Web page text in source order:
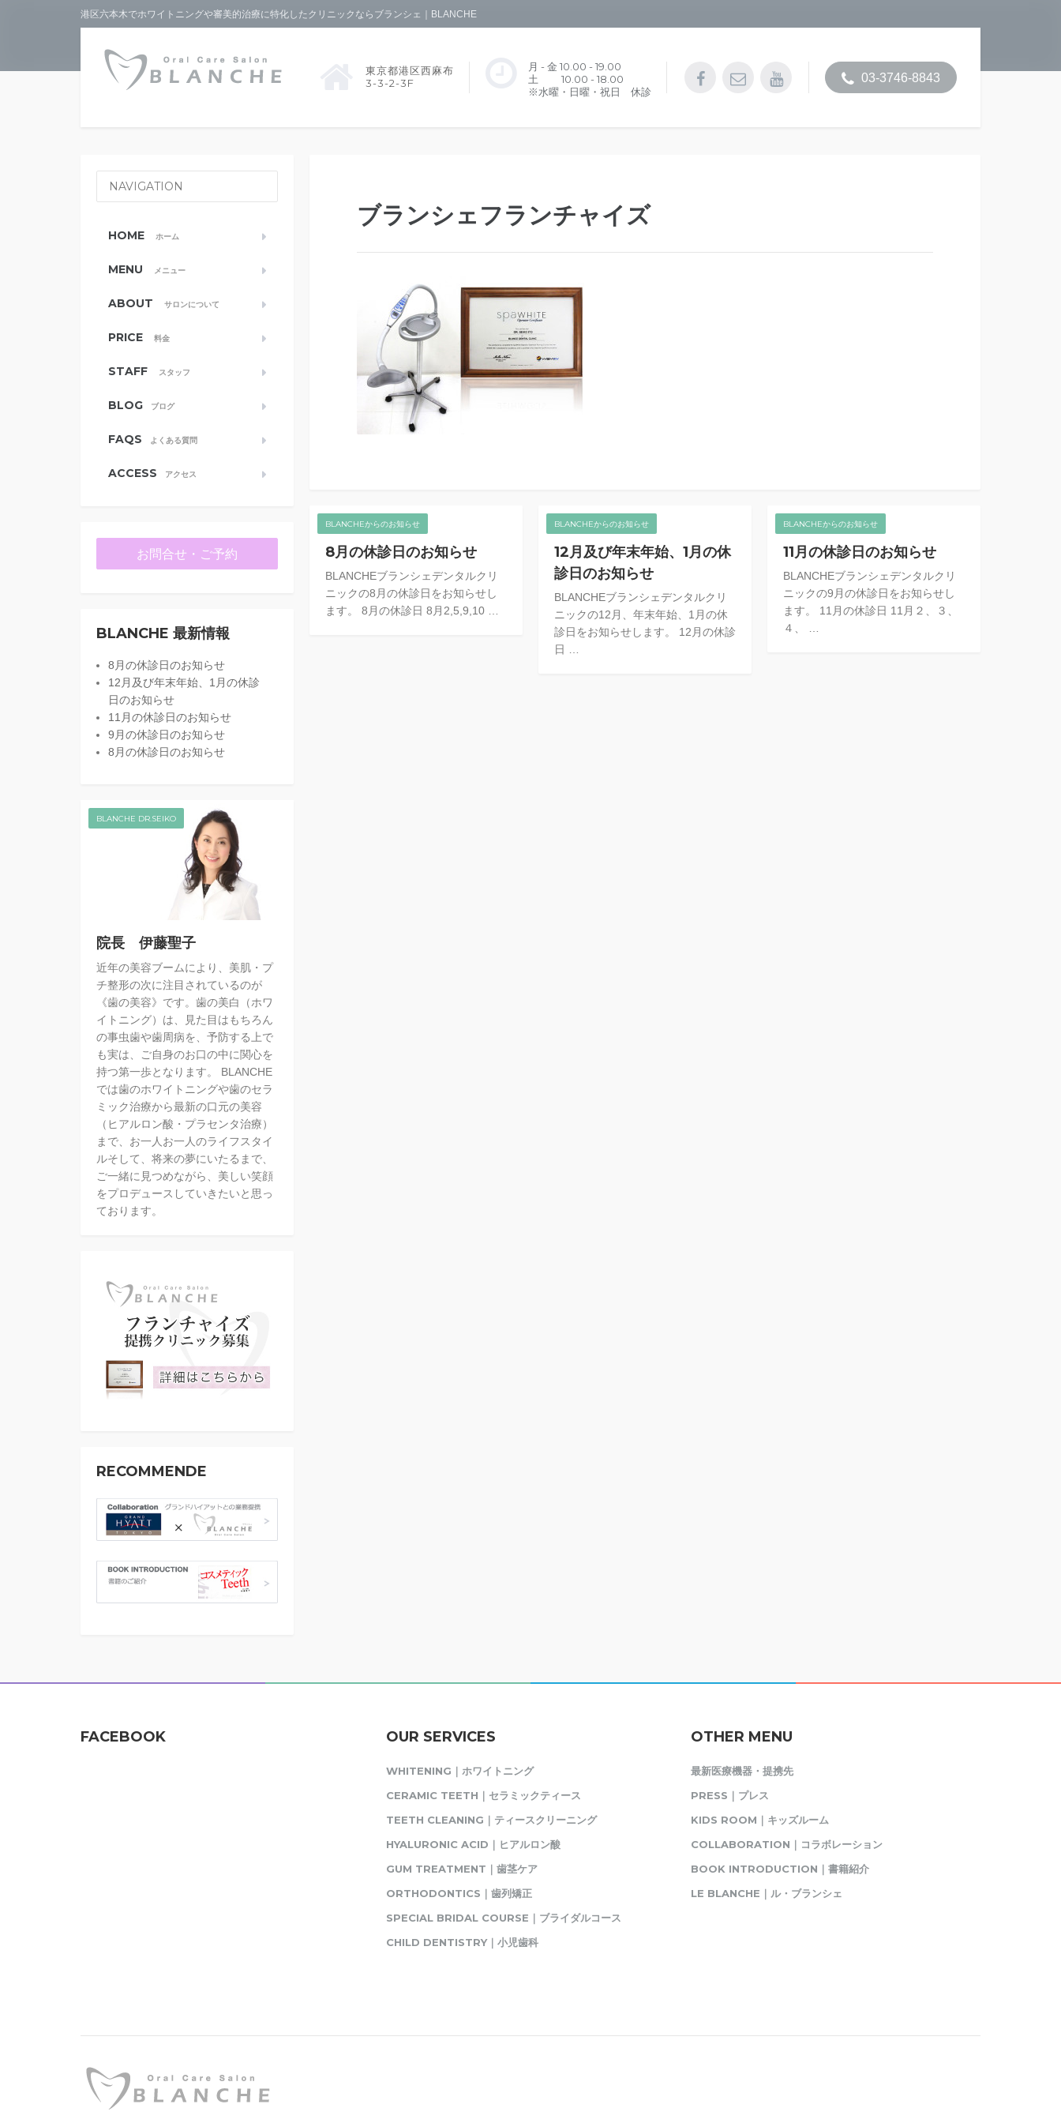
港区六本木でホワイトニングや審美的治療に特化したクリニックならブランシェ｜BLANCHE
東京都港区西麻布
3-3-2-3F
月 - 金 10.00 - 19.00
土 10.00 - 18.00
※水曜・日曜・祝日 休診
03-3746-8843
ブランシェフランチャイズ
BLANCHEからのお知らせ
8月の休診日のお知らせ
BLANCHEブランシェデンタルクリ
ニックの8月の休診日をお知らせし
ます。 8月の休診日 8月2,5,9,10 …
BLANCHEからのお知らせ
12月及び年末年始、1月の休
診日のお知らせ
BLANCHEブランシェデンタルクリ
ニックの12月、年末年始、1月の休
診日をお知らせします。 12月の休診
日 …
BLANCHEからのお知らせ
11月の休診日のお知らせ
BLANCHEブランシェデンタルクリ
ニックの9月の休診日をお知らせし
ます。 11月の休診日 11月２、３、
４、 …
NAVIGATION
HOME ホーム
MENU メニュー
ABOUT サロンについて
PRICE 料金
STAFF スタッフ
BLOG ブログ
FAQS よくある質問
ACCESS アクセス
お問合せ・ご予約
BLANCHE 最新情報
8月の休診日のお知らせ
12月及び年末年始、1月の休診
日のお知らせ
11月の休診日のお知らせ
9月の休診日のお知らせ
8月の休診日のお知らせ
BLANCHE DR.SEIKO
院長 伊藤聖子
近年の美容ブームにより、美肌・プ
チ整形の次に注目されているのが
《歯の美容》です。歯の美白（ホワ
イトニング）は、見た目はもちろん
の事虫歯や歯周病を、予防する上で
も実は、ご自身のお口の中に関心を
持つ第一歩となります。 BLANCHE
では歯のホワイトニングや歯のセラ
ミック治療から最新の口元の美容
（ヒアルロン酸・プラセンタ治療）
まで、お一人お一人のライフスタイ
ルそして、将来の夢にいたるまで、
ご一緒に見つめながら、美しい笑顔
をプロデュースしていきたいと思っ
ております。
RECOMMENDE
FACEBOOK OUR SERVICES
WHITENING｜ホワイトニング
CERAMIC TEETH｜セラミックティース
TEETH CLEANING｜ティースクリーニング
HYALURONIC ACID｜ヒアルロン酸
GUM TREATMENT｜歯茎ケア
ORTHODONTICS｜歯列矯正
SPECIAL BRIDAL COURSE｜ブライダルコース
CHILD DENTISTRY｜小児歯科
OTHER MENU
最新医療機器・提携先
PRESS｜プレス
KIDS ROOM｜キッズルーム
COLLABORATION｜コラボレーション
BOOK INTRODUCTION｜書籍紹介
LE BLANCHE｜ル・ブランシェ